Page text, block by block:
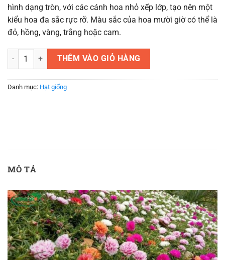
hình dạng tròn, với các cánh hoa nhỏ xếp lớp, tạo nên một
kiểu hoa đa sắc rực rỡ. Màu sắc của hoa mười giờ có thể là
đỏ, hồng, vàng, trắng hoặc cam.
Hạt Giống Hoa Mười Giờ giá rẻ - Hoa mười giờ ngũ sắc số lượng
THÊM VÀO GIỎ HÀNG
Danh mục: Hạt giống
MÔ TẢ